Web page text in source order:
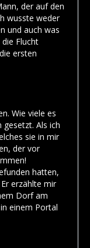
der auf den
wusste weder
und auch was
Flucht
ersten
Wie viele es
Als ich
sie in mir
der vor
hatten,
erzählte mir
Dorf am
einem Portal